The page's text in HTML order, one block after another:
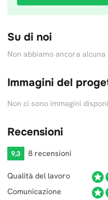
Su di noi
Non abbiamo ancora
Immagini del
Non ci sono immagini
Recensioni
9,3 8 recensioni
Qualità del lavoro
Comunicazione